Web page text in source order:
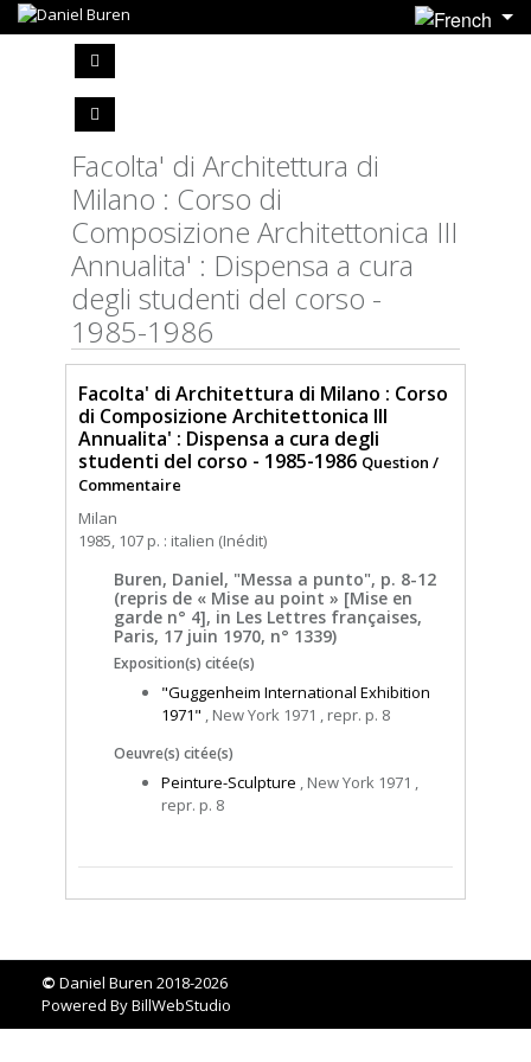
Facolta' di Architettura di
Milano : Corso di
Composizione Architettonica III
Annualita' : Dispensa a cura
degli studenti del corso -
1985-1986
Facolta' di Architettura di Milano : Corso
di Composizione Architettonica III
Annualita' : Dispensa a cura degli
studenti del corso - 1985-1986 Question /
Commentaire
Milan
1985, 107 p. : italien (Inédit)
Buren, Daniel, "Messa a punto", p. 8-12
(repris de « Mise au point » [Mise en
garde n° 4], in Les Lettres françaises,
Paris, 17 juin 1970, n° 1339)
Exposition(s) citée(s)
"Guggenheim International Exhibition
1971" , New York 1971 , repr. p. 8
Oeuvre(s) citée(s)
Peinture-Sculpture , New York 1971 ,
repr. p. 8
© Daniel Buren 2018-2026
Powered ByBillWebStudio